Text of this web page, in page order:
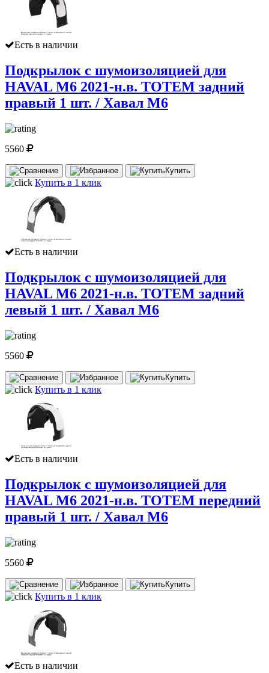
Есть в наличии
Подкрылок с шумоизоляцией для
HAVAL M6 2021-н.в. TOTEM задний
правый 1 шт. / Хавал М6
5560
Купить
Купить в 1 клик
Есть в наличии
Подкрылок с шумоизоляцией для
HAVAL M6 2021-н.в. TOTEM задний
левый 1 шт. / Хавал М6
5560
Купить
Купить в 1 клик
Есть в наличии
Подкрылок с шумоизоляцией для
HAVAL M6 2021-н.в. TOTEM передний
правый 1 шт. / Хавал М6
5560
Купить
Купить в 1 клик
Есть в наличии